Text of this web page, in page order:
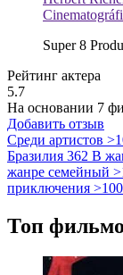
Super 8
Рейтинг актера
5.7
На основании 7
Добавить отзыв
Среди артистов
Бразилия 362 В
жанре семейный
приключения
Топ